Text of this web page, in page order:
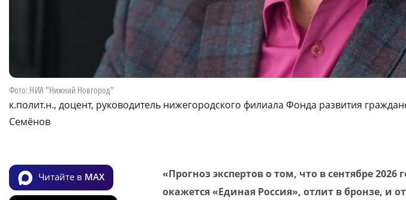
Фото: НИА "Нижний Новгород"
к.полит.н., доцент, руководитель нижегородского филиала Фонда развития
Семёнов
Читайте в MAX
«Прогноз экспертов о том, что в сентябре
окажется «Единая Россия», отлит в бронзе, и